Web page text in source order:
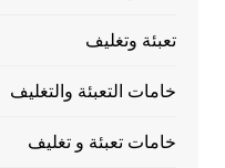
تعبئة وتغليف
خامات التعبئة والتغليف
خامات تعبئة و تغليف